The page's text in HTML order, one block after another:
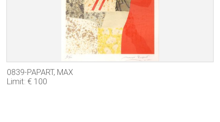
0839-PAPART, MAX
Limit: € 100